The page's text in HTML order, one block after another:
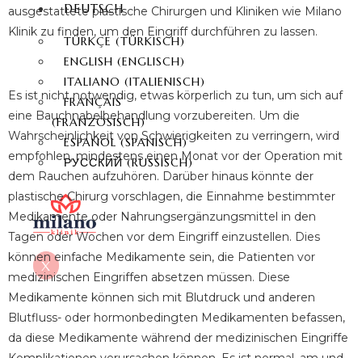
DEUTSCH
TÜRKÇE (TÜRKISCH)
ENGLISH (ENGLISCH)
ITALIANO (ITALIENISCH)
FRANÇAIS
(FRANZÖSISCH)
ESPAÑOL(SPANISCH)
РУССКИЙ(RUSSISCH)
X
ausgestattete plastische Chirurgen und Kliniken wie Milano
Klinik zu finden, um den Eingriff durchführen zu lassen.
Es ist nicht notwendig, etwas körperlich zu tun, um sich auf
eine Bauchnabelbehandlung vorzubereiten. Um die
Wahrscheinlichkeit von Schwierigkeiten zu verringern, wird
empfohlen, mindestens einen Monat vor der Operation mit
dem Rauchen aufzuhören. Darüber hinaus könnte der
plastische Chirurg vorschlagen, die Einnahme bestimmter
Medikamente oder Nahrungsergänzungsmittel in den
Tagen oder Wochen vor dem Eingriff einzustellen. Dies
können einfache Medikamente sein, die Patienten vor
medizinischen Eingriffen absetzen müssen. Diese
Medikamente können sich mit Blutdruck und anderen
Blutfluss- oder hormonbedingten Medikamenten befassen,
da diese Medikamente während der medizinischen Eingriffe